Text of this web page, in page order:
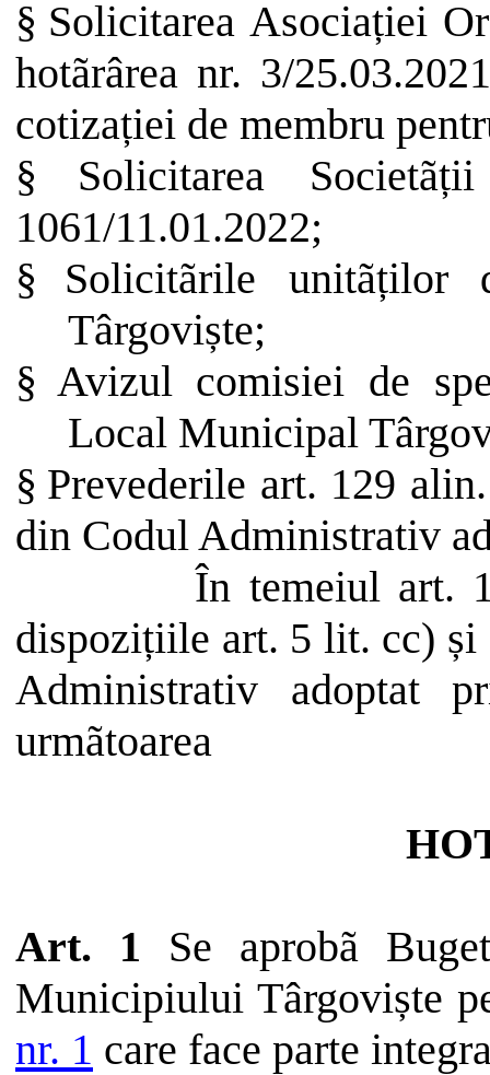
§ Solicitarea Asociației
hotãrârea nr. 3/
cotizației de membru
§
Solicitarea
Societãții
1061/11.01.2022;
§
Solicitãrile unitãților
Târgoviște;
§ Avizul comisiei de
Local Municipal
§ Prevederile art. 129
din Codul Administrativ
În temeiul art.
dispozițiile art. 5 lit. cc)
Administrativ adoptat
urmãtoarea
Art. 1 Se aprobã
Municipiului Târgoviște
nr. 1 care face parte